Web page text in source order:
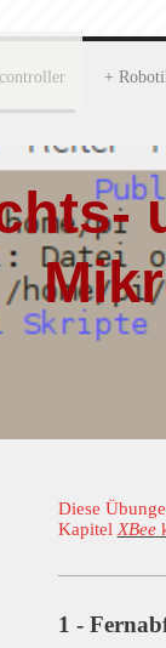
Diese
Kapitel XBee
1 -